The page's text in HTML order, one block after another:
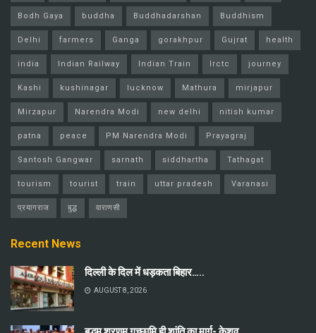
Bodh Gaya buddha Buddhadarshan Buddhism
Delhi farmers Ganga gorakhpur Gujrat health
india Indian Railway Indian Train Irctc journey
Kashi kushinagar lucknow Mathura mirjapur
Mirzapur Narendra Modi new delhi nitish kumar
patna peace PM Narendra Modi Prayagraj
Santosh Gangwar sarnath siddhartha Tathagat
tourism tourist train uttar pradesh Varanasi
प्रयागराज बुद्ध वाराणसी
Recent News
दिल्ली के दिल में धड़कता बिहार…..
AUGUST 8, 2026